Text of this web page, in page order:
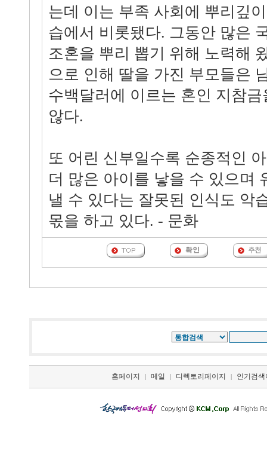
는데 이는 부족 사회에 뿌리깊
습에서 비롯됐다. 그동안 많은
조혼을 뿌리 뽑기 위해 노력해
으로 인해 딸을 가진 부모들은
수백달러에 이르는 혼인 지참
않다.
또 어린 신부일수록 순종적인
더 많은 아이를 낳을 수 있으며
낼 수 있다는 잘못된 인식도 악
몫을 하고 있다. - 문화
홈페이지 | 메일 | 디렉토리페이지 | 인기검색